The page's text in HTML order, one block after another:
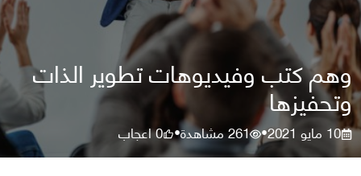
وهم كتب وفيديوهات تطوير الذات
وتحفيزها
10 مايو 2021 •
261مشاهدة•
0اعجاب